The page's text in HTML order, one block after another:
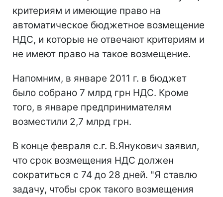
критериям и имеющие право на
автоматическое бюджетное возмещение
НДС, и которые не отвечают критериям и
не имеют право на такое возмещение.
Напомним, в январе 2011 г. в бюджет
было собрано 7 млрд грн НДС. Кроме
того, в январе предпринимателям
возместили 2,7 млрд грн.
В конце февраля с.г. В.Янукович заявил,
что срок возмещения НДС должен
сократиться с 74 до 28 дней. "Я ставлю
задачу, чтобы срок такого возмещения